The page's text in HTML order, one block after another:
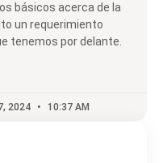
básicos acerca de la
un requerimiento
tenemos por delante.
2024 10:37 AM